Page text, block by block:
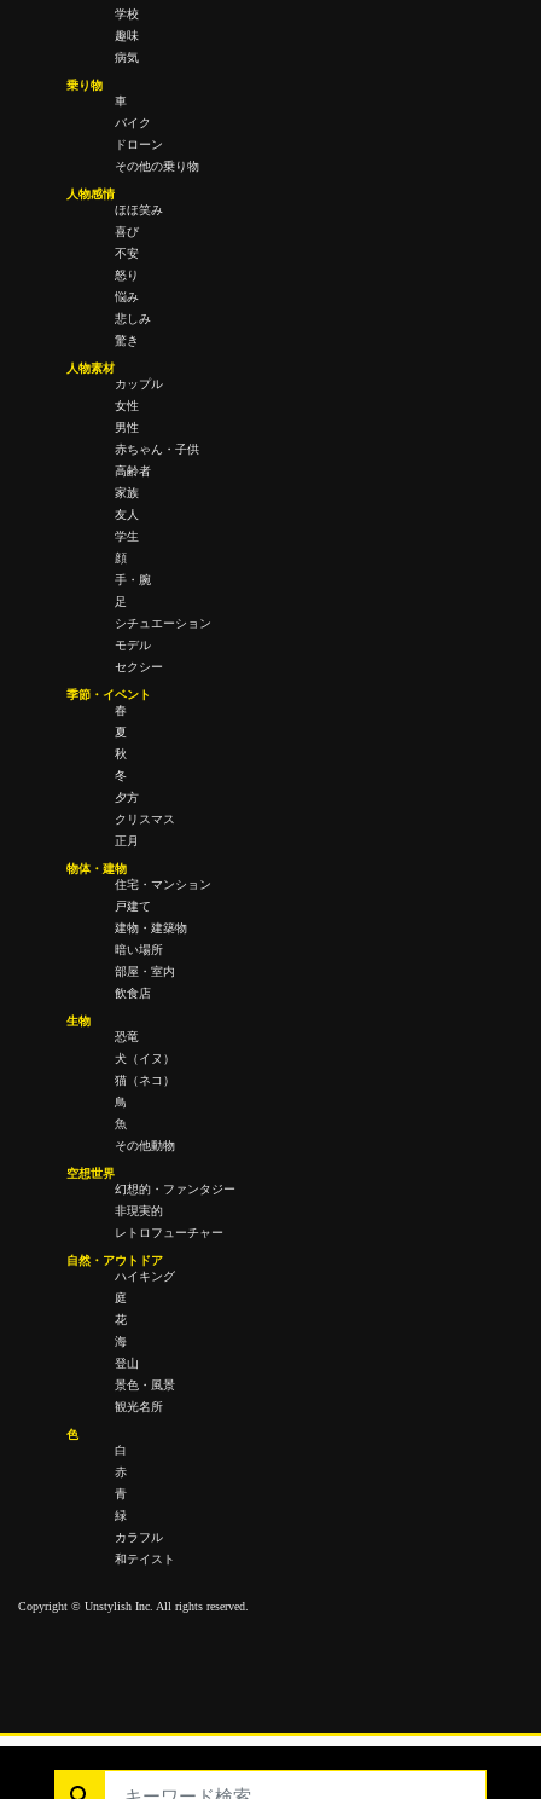
学校
趣味
病気
乗り物
車
バイク
ドローン
その他の乗り物
人物感情
ほほ笑み
喜び
不安
怒り
悩み
悲しみ
驚き
人物素材
カップル
女性
男性
赤ちゃん・子供
高齢者
家族
友人
学生
顔
手・腕
足
シチュエーション
モデル
セクシー
季節・イベント
春
夏
秋
冬
夕方
クリスマス
正月
物体・建物
住宅・マンション
戸建て
建物・建築物
暗い場所
部屋・室内
飲食店
生物
恐竜
犬（イヌ）
猫（ネコ）
鳥
魚
その他動物
空想世界
幻想的・ファンタジー
非現実的
レトロフューチャー
自然・アウトドア
ハイキング
庭
花
海
登山
景色・風景
観光名所
色
白
赤
青
緑
カラフル
和テイスト
Copyright © Unstylish Inc. All rights reserved.